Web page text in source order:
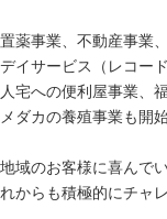
薬事業、不動産事業
イサービス（レコー
宅への便利屋事業、
ダカの養殖事業も開
地域のお客様に喜んで
からも積極的にチャ